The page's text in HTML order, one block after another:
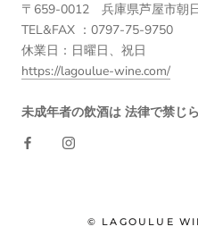
〒659-0012 兵庫県芦屋市朝
TEL&FAX ：0797-75-9750
休業日：日曜日、祝日
https://lagoulue-wine.com/
未成年者の飲酒は 法律で禁じ
© LAGOULUE